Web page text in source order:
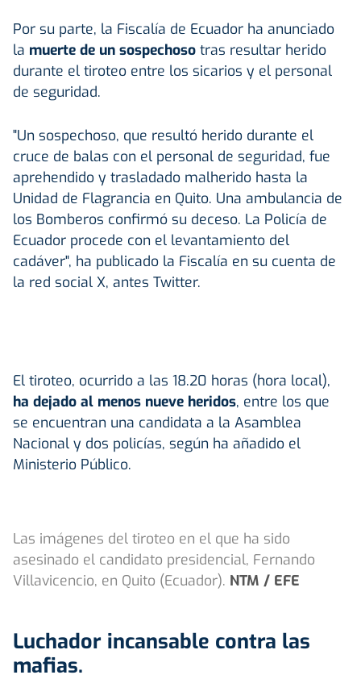
Por su parte, la Fiscalía de Ecuador ha anunciado
la muerte de un sospechoso tras resultar herido
durante el tiroteo entre los sicarios y el personal
de seguridad.
"Un sospechoso, que resultó herido durante el
cruce de balas con el personal de seguridad, fue
aprehendido y trasladado malherido hasta la
Unidad de Flagrancia en Quito. Una ambulancia de
los Bomberos confirmó su deceso. La Policía de
Ecuador procede con el levantamiento del
cadáver", ha publicado la Fiscalía en su cuenta de
la red social X, antes Twitter.
El tiroteo, ocurrido a las 18.20 horas (hora local),
ha dejado al menos nueve heridos, entre los que
se encuentran una candidata a la Asamblea
Nacional y dos policías, según ha añadido el
Ministerio Público.
Las imágenes del tiroteo en el que ha sido
asesinado el candidato presidencial, Fernando
Villavicencio, en Quito (Ecuador). NTM / EFE
Luchador incansable contra las
mafias.